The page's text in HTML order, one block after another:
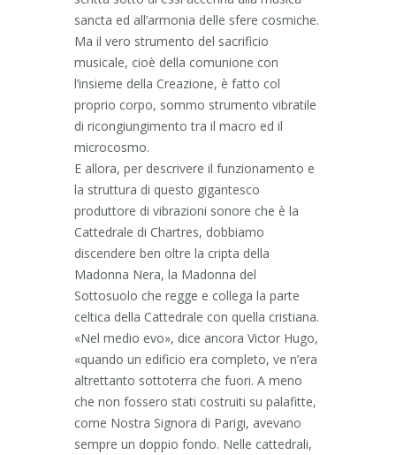
sancta ed all’armonia delle sfere cosmiche.
Ma il vero strumento del sacrificio
musicale, cioè della comunione con
l’insieme della Creazione, è fatto col
proprio corpo, sommo strumento vibratile
di ricongiungimento tra il macro ed il
microcosmo.
E allora, per descrivere il funzionamento e
la struttura di questo gigantesco
produttore di vibrazioni sonore che è la
Cattedrale di Chartres, dobbiamo
discendere ben oltre la cripta della
Madonna Nera, la Madonna del
Sottosuolo che regge e collega la parte
celtica della Cattedrale con quella cristiana.
«Nel medio evo», dice ancora Victor Hugo,
«quando un edificio era completo, ve n’era
altrettanto sottoterra che fuori. A meno
che non fossero stati costruiti su palafitte,
come Nostra Signora di Parigi, avevano
sempre un doppio fondo. Nelle cattedrali,